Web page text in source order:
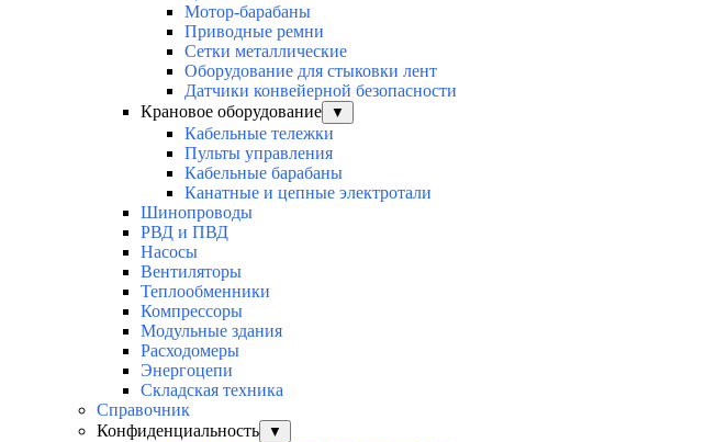
Мотор-барабаны
Приводные ремни
Сетки металлические
Оборудование для стыковки лент
Датчики конвейерной безопасности
Крановое оборудование
▼
Кабельные тележки
Пульты управления
Кабельные барабаны
Канатные и цепные электротали
Шинопроводы
РВД и ПВД
Насосы
Вентиляторы
Теплообменники
Компрессоры
Модульные здания
Расходомеры
Энергоцепи
Складская техника
Справочник
Конфиденциальность
▼